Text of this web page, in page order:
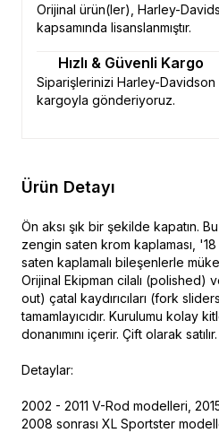
Orijinal ürün(ler), Harley-
kapsamında lisanslanmıştır.
Hızlı & Güvenli Kargo
Siparişlerinizi Harley-Davidson
kargoyla gönderiyoruz.
Ürün Detayı
Ön aksı şık bir şekilde kapatın.
zengin saten krom kaplaması,
saten kaplamalı bileşenlerle
Orijinal Ekipman cilalı (polished)
out) çatal kaydırıcıları (fork
tamamlayıcıdır. Kurulumu kolay
donanımını içerir. Çift olarak satılır.
Detaylar:
2002 - 2011 V-Rod modelleri,
2008 sonrası XL Sportster